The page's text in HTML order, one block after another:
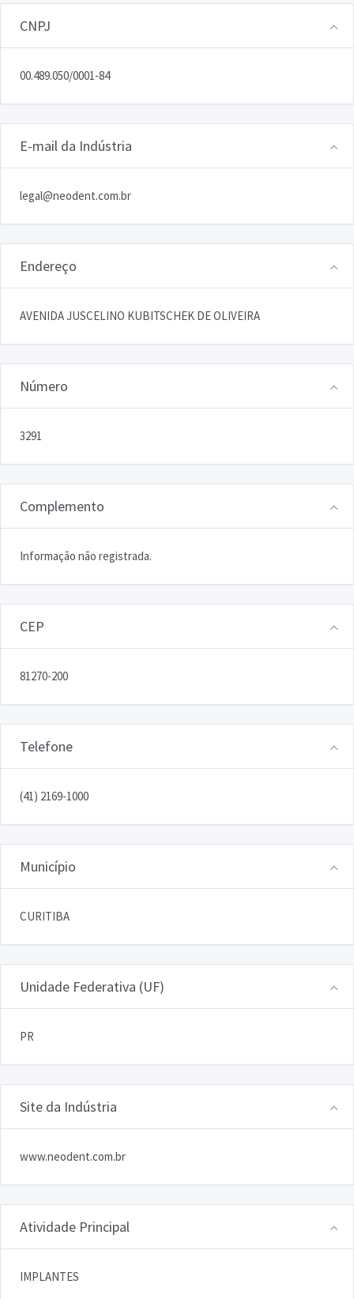
CNPJ
00.489.050/0001-84
E-mail da Indústria
legal@neodent.com.br
Endereço
AVENIDA JUSCELINO KUBITSCHEK DE OLIVEIRA
Número
3291
Complemento
Informação não registrada.
CEP
81270-200
Telefone
(41) 2169-1000
Município
CURITIBA
Unidade Federativa (UF)
PR
Site da Indústria
www.neodent.com.br
Atividade Principal
IMPLANTES